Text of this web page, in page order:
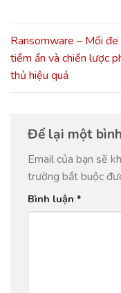
Ransomware – Mối đe
tiềm ẩn và chiến lược
thủ hiệu quả
Để lại một
Email của bạn sẽ
trường bắt buộc
Bình luận *